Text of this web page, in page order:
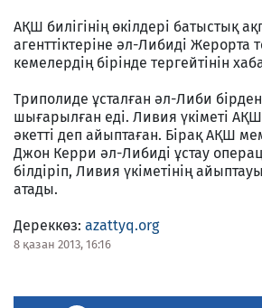
АҚШ билігінің өкілдері батыстық
агенттіктеріне әл-Либиді Жерорта
кемелердің бірінде тергейтінін
Триполиде ұсталған әл-Либи
шығарылған еді. Ливия үкіметі
әкетті деп айыптаған. Бірақ АҚШ
Джон Керри әл-Либиді ұстау
білдіріп, Ливия үкіметінің
атады.
Дереккөз: azattyq.org
8 қазан 2013, 16:16